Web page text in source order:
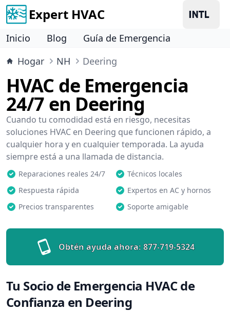
Expert HVAC
Inicio Blog
Guía de Emergencia
Hogar
NH Deering
HVAC de Emergencia
24/7 en Deering
Cuando tu comodidad está en riesgo, necesitas
soluciones HVAC en Deering que funcionen rápido, a
cualquier hora y en cualquier temporada. La ayuda
siempre está a una llamada de distancia.
Reparaciones reales 24/7
Técnicos locales
Respuesta rápida
Expertos en AC y hornos
Precios transparentes
Soporte amigable
Obtén ayuda ahora: 877-719-5324
Tu Socio de Emergencia HVAC de
Confianza en Deering